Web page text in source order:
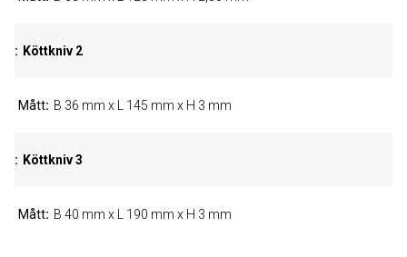
Köttkniv 2
Mått B 36 mm x L 145 mm x H 3 mm
Köttkniv 3
Mått B 40 mm x L 190 mm x H 3 mm